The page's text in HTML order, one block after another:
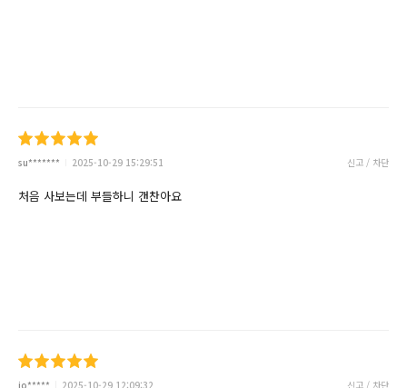
su******* 2025-10-29 15:29:51 신고 / 차단
처음 사보는데 부들하니 갠찬아요
jo***** 2025-10-29 12:09:32 신고 / 차단